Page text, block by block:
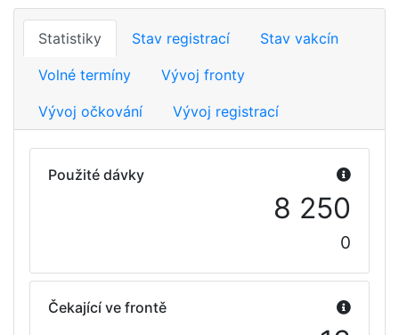
Statistiky Stav registrací Stav vakcín
Volné termíny Vývoj fronty
Vývoj očkování Vývoj registrací
Použité dávky
8 250
0
Čekající ve frontě